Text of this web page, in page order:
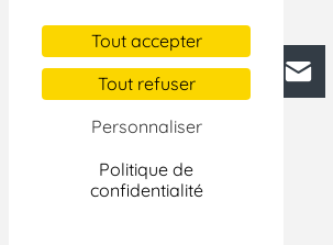
Tout accepter
Tout refuser
Personnaliser
Politique de
confidentialité
FacebookBlueskyMastodonLinkedIn